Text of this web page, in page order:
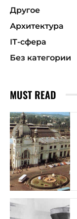
Другое
Архитектура
ІТ-сфера
Без категории
MUST READ